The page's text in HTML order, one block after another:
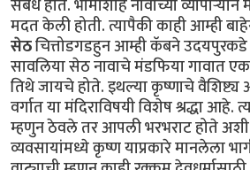
मदत केली होती. त्यापैकी काही आम्ही
सेठचित्तोडगडहुन आम्ही कॅबने
सावलिया सेठ नावाचे मंडफिया गावात
तिथे जायचे होते. इथल्या कृष्णाचे वैशिष्ट्य
वर्गात या मंदिराविषयी विशेष श्रद्धा आहे.
म्हणुन ठेवले तर आपली भरभराट होते
व्यवसायांमध्ये कृष्ण याप्रकारे मानलेला